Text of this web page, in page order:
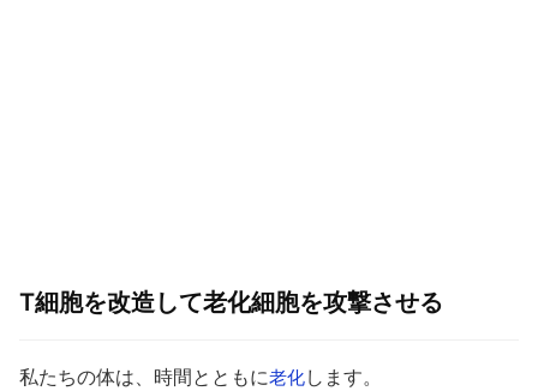
T細胞を改造して老化細胞を攻撃させる
私たちの体は、時間とともに老化します。